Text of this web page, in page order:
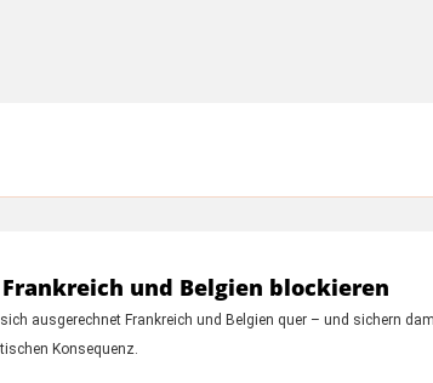
und Belgien blockieren
ausgerechnet Frankreich und Belgien quer – und sichern
Konsequenz.